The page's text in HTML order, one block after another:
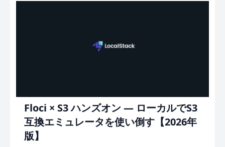
Floci × S3 ハンズオン — ローカルでS3
互換エミュレータを使い倒す【2026年
版】